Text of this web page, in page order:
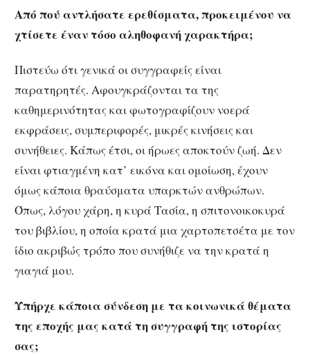
Από πού αντλήσατε ερεθίσματα, προκειμένου να
χτίσετε έναν τόσο αληθοφανή χαρακτήρα;
Πιστεύω ότι γενικά οι συγγραφείς είναι
παρατηρητές. Αφουγκράζονται τα της
καθημερινότητας και φωτογραφίζουν νοερά
εκφράσεις, συμπεριφορές, μικρές κινήσεις και
συνήθειες. Κάπως έτσι, οι ήρωες αποκτούν ζωή. Δεν
είναι φτιαγμένη κατ’ εικόνα και ομοίωση, έχουν
όμως κάποια θραύσματα υπαρκτών ανθρώπων.
Όπως, λόγου χάρη, η κυρά Τασία, η σπιτονοικοκυρά
του βιβλίου, η οποία κρατά μια χαρτοπετσέτα με τον
ίδιο ακριβώς τρόπο που συνήθιζε να την κρατά η
γιαγιά μου.
Υπήρχε κάποια σύνδεση με τα κοινωνικά θέματα
της εποχής μας κατά τη συγγραφή της ιστορίας
σας;